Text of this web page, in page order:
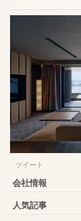
ツイート
会社情報
人気記事